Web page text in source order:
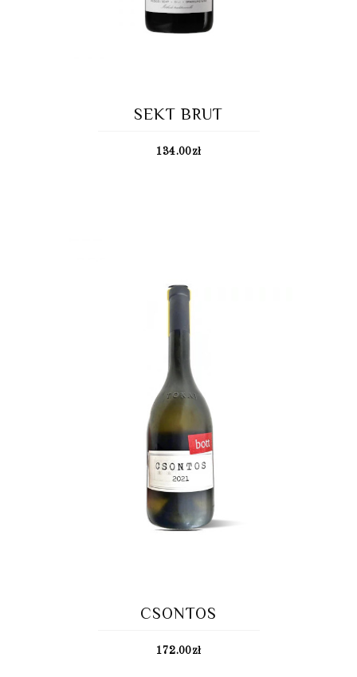
SEKT BRUT
134.00zł
CSONTOS
172.00zł